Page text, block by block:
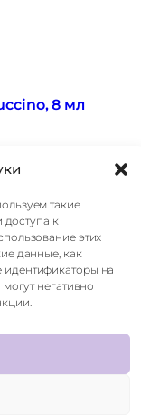
такие
доступа к
этих
данные, как
на
негативно
8 мл